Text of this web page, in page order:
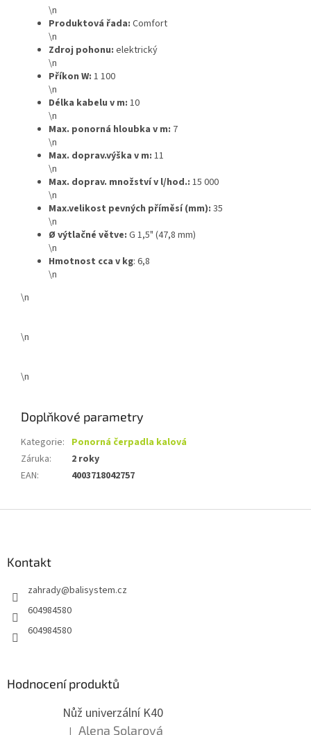
\n
Produktová řada: Comfort
\n
Zdroj pohonu: elektrický
\n
Příkon W: 1 100
\n
Délka kabelu v m: 10
\n
Max. ponorná hloubka v m: 7
\n
Max. doprav.výška v m: 11
\n
Max. doprav. množství v l/hod.: 15 000
\n
Max.velikost pevných příměsí (mm): 35
\n
Ø výtlačné větve: G 1,5" (47,8 mm)
\n
Hmotnost cca v kg: 6,8
\n
\n
\n
\n
Doplňkové parametry
Kategorie: Ponorná čerpadla kalová
Záruka:
2 roky
EAN: 4003718042757
Kontakt
zahrady@balisystem.cz
604984580
604984580
Hodnocení produktů
Nůž univerzální K40
| Alena Solarová